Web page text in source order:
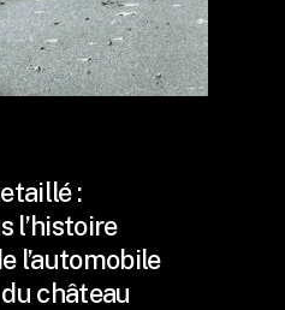
:
l’histoire
l’automobile
château